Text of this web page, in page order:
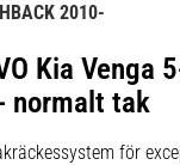
2010-
Kia Venga
normalt tak
för